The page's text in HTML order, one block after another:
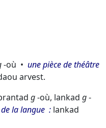
-où
une pièce de théâtre
arvest.
g-où, lankad g-
la langue
lankad